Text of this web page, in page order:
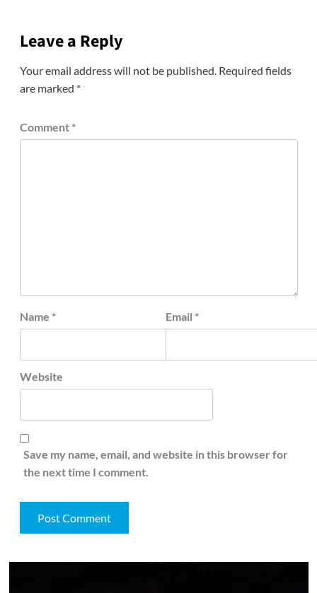
Leave a Reply
Your email address will not be published. Required fields
are marked *
Comment *
Name * Email *
Website
Save my name, email, and website in this browser for
the next time I comment.